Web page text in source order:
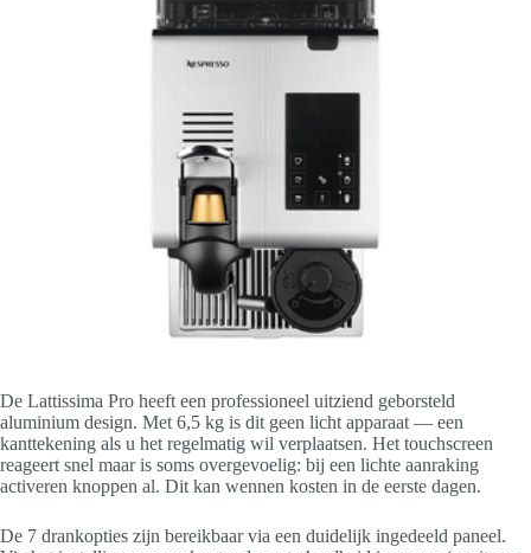
De Lattissima Pro heeft een professioneel uitziend geborsteld
aluminium design. Met 6,5 kg is dit geen licht apparaat — een
kanttekening als u het regelmatig wil verplaatsen. Het touchscreen
reageert snel maar is soms overgevoelig: bij een lichte aanraking
activeren knoppen al. Dit kan wennen kosten in de eerste dagen.
De 7 drankopties zijn bereikbaar via een duidelijk ingedeeld paneel.